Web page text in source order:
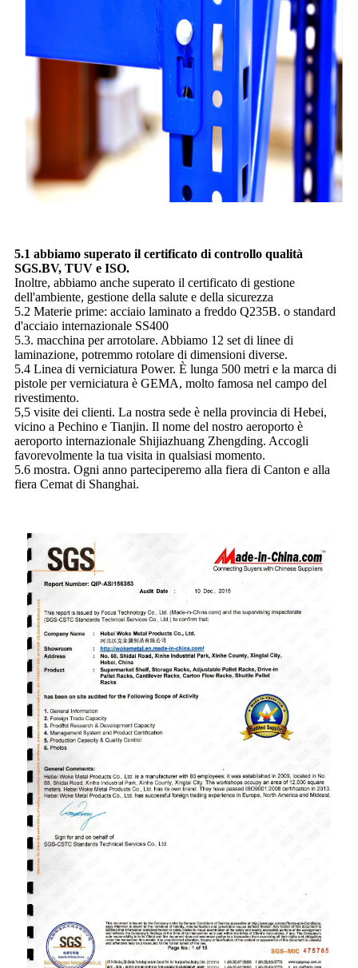
5.1 abbiamo superato il certificato di controllo qualità
SGS.BV, TUV e ISO.
Inoltre, abbiamo anche superato il certificato di gestione
dell'ambiente, gestione della salute e della sicurezza
5.2 Materie prime: acciaio laminato a freddo Q235B. o standard
d'acciaio internazionale SS400
5.3. macchina per arrotolare. Abbiamo 12 set di linee di
laminazione, potremmo rotolare di dimensioni diverse.
5.4 Linea di verniciatura Power. È lunga 500 metri e la marca di
pistole per verniciatura è GEMA, molto famosa nel campo del
rivestimento.
5,5 visite dei clienti. La nostra sede è nella provincia di Hebei,
vicino a Pechino e Tianjin. Il nome del nostro aeroporto è
aeroporto internazionale Shijiazhuang Zhengding. Accogli
favorevolmente la tua visita in qualsiasi momento.
5.6 mostra. Ogni anno parteciperemo alla fiera di Canton e alla
fiera Cemat di Shanghai.